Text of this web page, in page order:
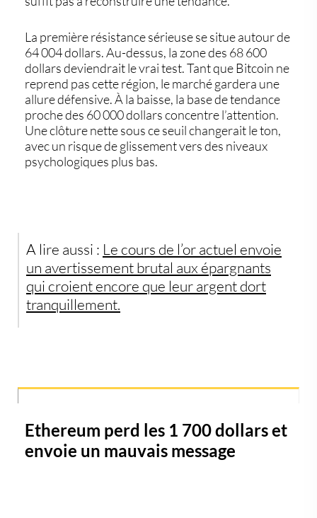
La première résistance sérieuse se situe autour de
64 004 dollars. Au-dessus, la zone des 68 600
dollars deviendrait le vrai test. Tant que Bitcoin ne
reprend pas cette région, le marché gardera une
allure défensive. À la baisse, la base de tendance
proche des 60 000 dollars concentre l’attention.
Une clôture nette sous ce seuil changerait le ton,
avec un risque de glissement vers des niveaux
psychologiques plus bas.
A lire aussi : Le cours de l’or actuel envoie
un avertissement brutal aux épargnants
qui croient encore que leur argent dort
tranquillement.
Ethereum perd les 1 700 dollars et
envoie un mauvais message